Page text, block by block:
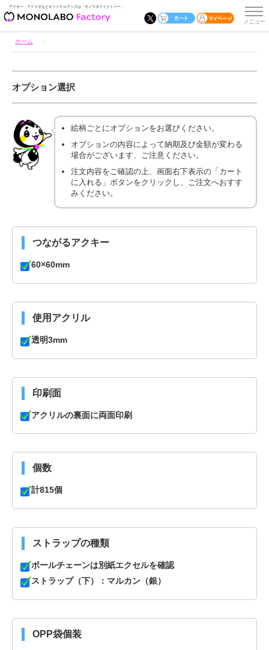
アクキー・アクスタなどオリジナルグッズは「モノラボファクトリー」
ホーム
オプション選択
絵柄ごとにオプションをお選びください。
オプションの内容によって納期及び金額が変わる
場合がございます、ご注意ください。
注文内容をご確認の上、画面右下表示の「カート
に入れる」ボタンをクリックし、ご注文へおすす
みください。
つながるアクキー
60×60mm
使用アクリル
透明3mm
印刷面
アクリルの裏面に両面印刷
個数
計815個
ストラップの種類
ボールチェーンは別紙エクセルを確認
ストラップ（下）：マルカン（銀）
OPP袋個装